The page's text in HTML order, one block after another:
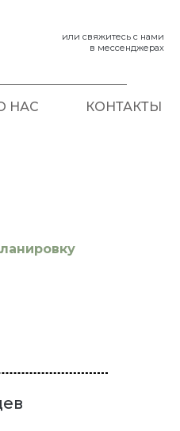
или свяжитесь с нами
в мессенджерах
НАС КОНТАКТЫ